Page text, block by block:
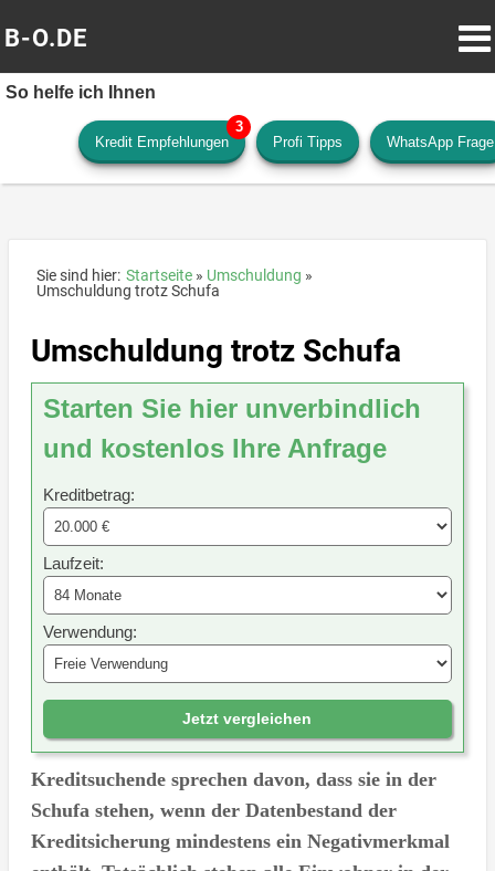
B-O.DE
So helfe ich Ihnen
Kredit Empfehlungen Profi Tipps WhatsApp Frage
Sie sind hier: Startseite
Umschuldung
Umschuldung trotz Schufa
Umschuldung trotz Schufa
Starten Sie hier unverbindlich
und kostenlos Ihre Anfrage
Kreditbetrag:
Laufzeit:
Verwendung:
Jetzt vergleichen
Kreditsuchende sprechen davon, dass sie in der
Schufa stehen, wenn der Datenbestand der
Kreditsicherung mindestens ein Negativmerkmal